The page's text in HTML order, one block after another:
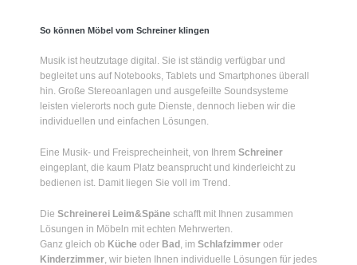
So können Möbel vom Schreiner klingen
Musik ist heutzutage digital. Sie ist ständig verfügbar und
begleitet uns auf Notebooks, Tablets und Smartphones überall
hin. Große Stereoanlagen und ausgefeilte Soundsysteme
leisten vielerorts noch gute Dienste, dennoch lieben wir die
individuellen und einfachen Lösungen.
Eine Musik- und Freisprecheinheit, von Ihrem Schreiner
eingeplant, die kaum Platz beansprucht und kinderleicht zu
bedienen ist. Damit liegen Sie voll im Trend.
Die Schreinerei Leim&Späne schafft mit Ihnen zusammen
Lösungen in Möbeln mit echten Mehrwerten.
Ganz gleich ob Küche oder Bad , im Schlafzimmer oder
Kinderzimmer, wir bieten Ihnen individuelle Lösungen für jedes